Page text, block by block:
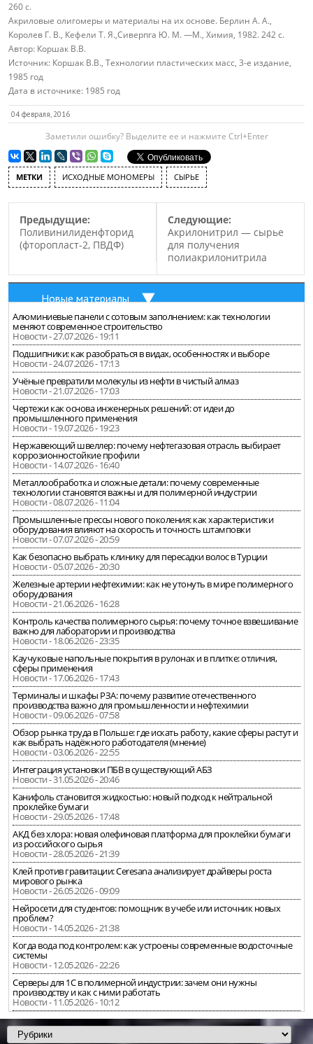
260 с.
Акриловые олигомеры и материалы на их основе. Берлин А. А.,
Королев Г. В., Кефели Т. Я.,Сиверпга Ю. М. —М., Химия, 1982. 242 с.
Автор: Коршак В.В.
Источник: Коршак В.В., Технологии пластических масс, 3-е издание,
1985 год
Дата в источнике: 1985 год
04 февраля, 2016
Заметили ошибку? Выделите ее и нажмите Ctrl+Enter
МЕТКИ ИСХОДНЫЕ МОНОМЕРЫ СЫРЬЕ
Предыдущие:
Поливинилиденфторид
(фторопласт-2, ПВДФ)
Следующие:
Акрилонитрил — сырье
для получения
полиакрилонитрила
Новые материалы
Алюминиевые панели с сотовым заполнением: как технологии
меняют современное строительство
Новости - 27.07.2026 - 19:11
Подшипники: как разобраться в видах, особенностях и выборе
Новости - 24.07.2026 - 17:13
Учёные превратили молекулы из нефти в чистый алмаз
Новости - 21.07.2026 - 17:03
Чертежи как основа инженерных решений: от идеи до
промышленного применения
Новости - 19.07.2026 - 19:23
Нержавеющий швеллер: почему нефтегазовая отрасль выбирает
коррозионностойкие профили
Новости - 14.07.2026 - 16:40
Металлообработка и сложные детали: почему современные
технологии становятся важны и для полимерной индустрии
Новости - 08.07.2026 - 11:04
Промышленные прессы нового поколения: как характеристики
оборудования влияют на скорость и точность штамповки
Новости - 07.07.2026 - 20:59
Как безопасно выбрать клинику для пересадки волос в Турции
Новости - 05.07.2026 - 20:30
Железные артерии нефтехимии: как не утонуть в мире полимерного
оборудования
Новости - 21.06.2026 - 16:28
Контроль качества полимерного сырья: почему точное взвешивание
важно для лаборатории и производства
Новости - 18.06.2026 - 23:35
Каучуковые напольные покрытия в рулонах и в плитке: отличия,
сферы применения
Новости - 17.06.2026 - 17:43
Терминалы и шкафы РЗА: почему развитие отечественного
производства важно для промышленности и нефтехимии
Новости - 09.06.2026 - 07:58
Обзор рынка труда в Польше: где искать работу, какие сферы растут и
как выбрать надёжного работодателя (мнение)
Новости - 03.06.2026 - 22:55
Интеграция установки ПБВ в существующий АБЗ
Новости - 31.05.2026 - 20:46
Канифоль становится жидкостью: новый подход к нейтральной
проклейке бумаги
Новости - 29.05.2026 - 17:48
АКД без хлора: новая олефиновая платформа для проклейки бумаги
из российского сырья
Новости - 28.05.2026 - 21:39
Клей против гравитации: Ceresana анализирует драйверы роста
мирового рынка
Новости - 26.05.2026 - 09:09
Нейросети для студентов: помощник в учебе или источник новых
проблем?
Новости - 14.05.2026 - 21:38
Когда вода под контролем: как устроены современные водосточные
системы
Новости - 12.05.2026 - 22:26
Серверы для 1С в полимерной индустрии: зачем они нужны
производству и как с ними работать
Новости - 11.05.2026 - 10:12